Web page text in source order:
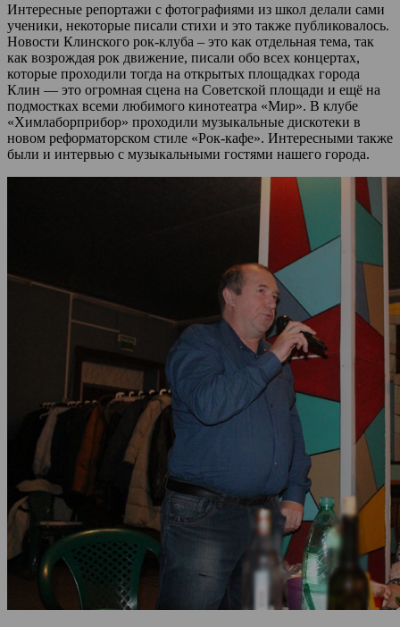
Интересные репортажи с фотографиями из школ делали сами
ученики, некоторые писали стихи и это также публиковалось.
Новости Клинского рок-клуба – это как отдельная тема, так
как возрождая рок движение, писали обо всех концертах,
которые проходили тогда на открытых площадках города
Клин — это огромная сцена на Советской площади и ещё на
подмостках всеми любимого кинотеатра «Мир». В клубе
«Химлаборприбор» проходили музыкальные дискотеки в
новом реформаторском стиле «Рок-кафе». Интересными также
были и интервью с музыкальными гостями нашего города.